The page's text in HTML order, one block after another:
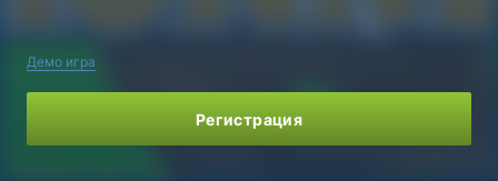
Демо игра
Регистрация